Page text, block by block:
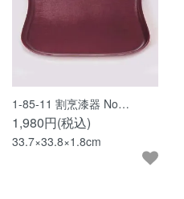
1-85-11 割烹漆器 No…
1,980円(税込)
33.7×33.8×1.8cm